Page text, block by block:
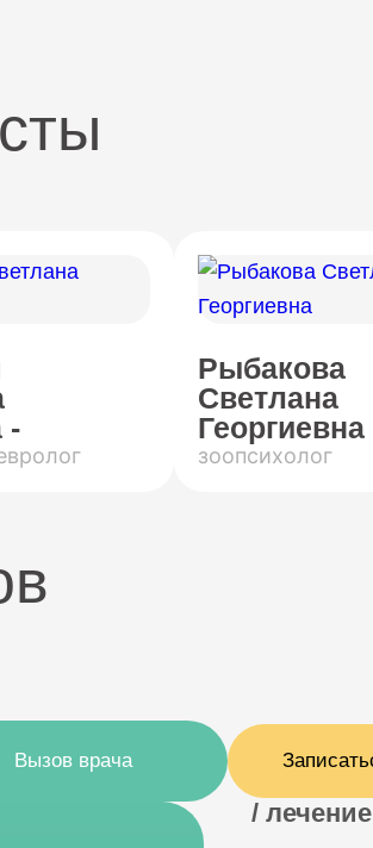
-
Рыбакова
Светлана
Георгиевна
зоопсихолог
Вызов врача
/